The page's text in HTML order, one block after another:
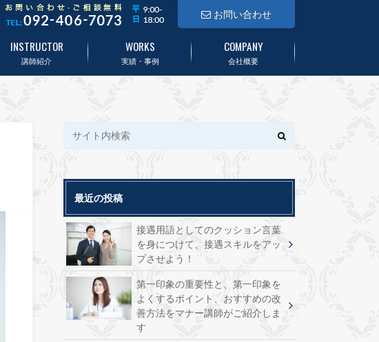
お問い合わせ
講師紹介
INSTRUCTOR
実績・事例
WORKS
会社概要
COMPANY
最近の投稿
接遇用語としてのクッション言葉
を身につけて、接遇スキルをアッ
プさせよう！
第一印象の重要性と、第一印象を
よくするポイント、おすすめの改
善方法をマナー講師がご紹介しま
す